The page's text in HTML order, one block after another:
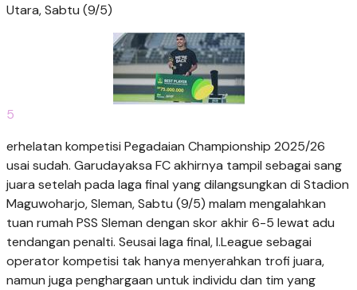
Utara, Sabtu (9/5)
5
erhelatan kompetisi Pegadaian Championship 2025/26
usai sudah. Garudayaksa FC akhirnya tampil sebagai sang
juara setelah pada laga final yang dilangsungkan di Stadion
Maguwoharjo, Sleman, Sabtu (9/5) malam mengalahkan
tuan rumah PSS Sleman dengan skor akhir 6-5 lewat adu
tendangan penalti. Seusai laga final, I.League sebagai
operator kompetisi tak hanya menyerahkan trofi juara,
namun juga penghargaan untuk individu dan tim yang